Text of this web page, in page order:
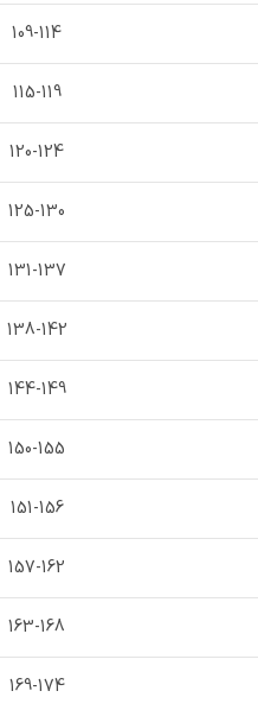
109-114
115-119
120-124
125-130
131-137
138-142
144-149
150-155
151-156
157-162
163-168
169-174